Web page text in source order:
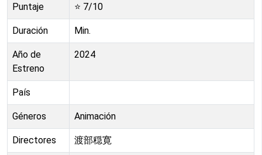
Puntaje ⭐ 7/10
Duración Min.
Año de
Estreno
2024
País
Géneros Animación
Directores 渡部穏寛